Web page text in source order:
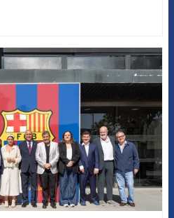
FCB Barcelona badge